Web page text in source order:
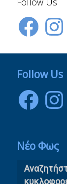
Facebook
Follow Us
Facebook
Νέο Φως